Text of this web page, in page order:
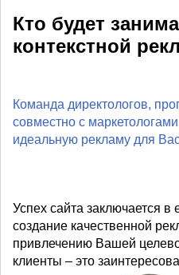
Кто будет
контекстной
Команда директологов,
совместно с
идеальную рекламу для
Успех сайта заключается
создание качественной
привлечению Вашей
клиенты – это